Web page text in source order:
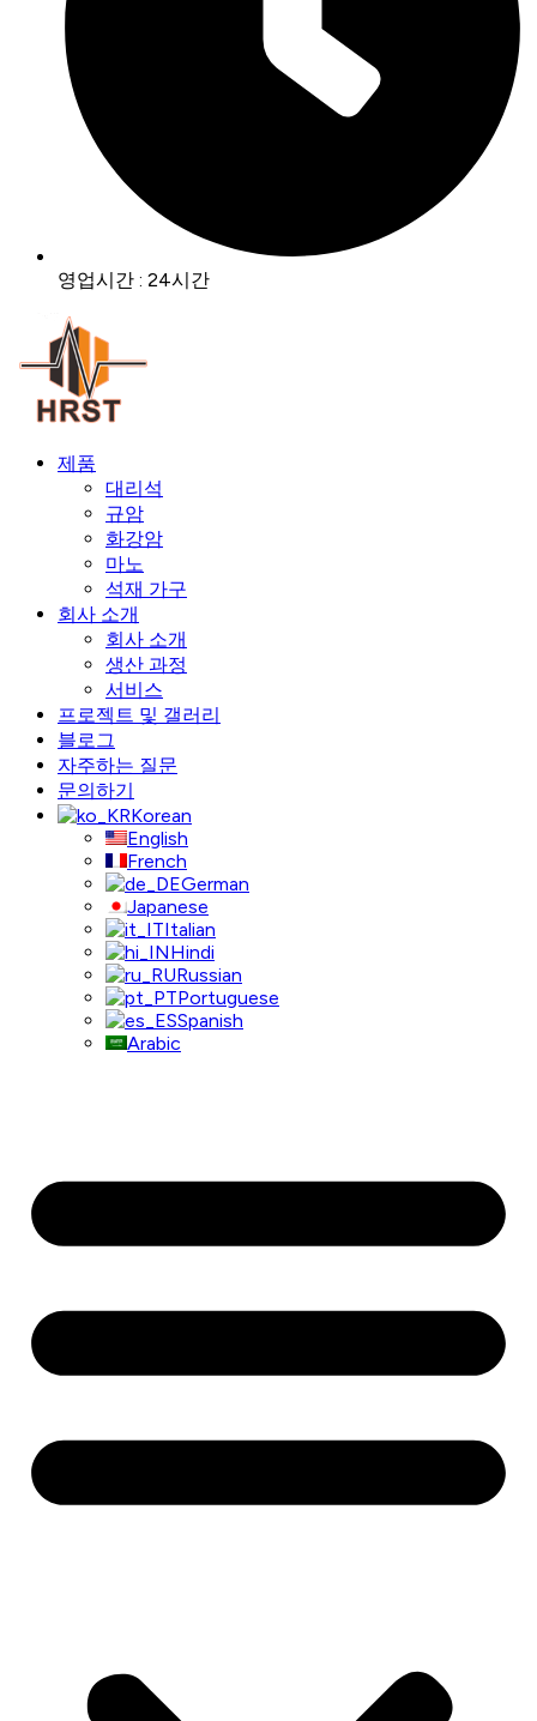
영업시간 : 24시간
제품
대리석
규암
화강암
마노
석재 가구
회사 소개
회사 소개
생산 과정
서비스
프로젝트 및 갤러리
블로그
자주하는 질문
문의하기
Korean
English
French
German
Japanese
Italian
Hindi
Russian
Portuguese
Spanish
Arabic